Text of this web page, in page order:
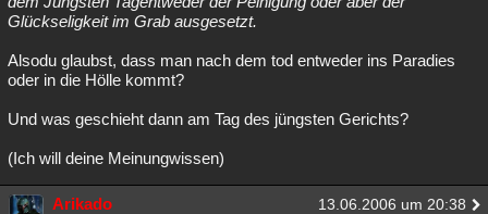
Glückseligkeit im Grab ausgesetzt.
Alsodu glaubst, dass man nach dem tod entweder ins Paradies
oder in die Hölle kommt?
Und was geschieht dann am Tag des jüngsten Gerichts?
(Ich will deine Meinungwissen)
Arikado 13.06.2006 um 20:38